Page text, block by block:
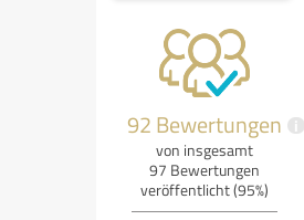
92 Bewertungen i
von insgesamt
97 Bewertungen
veröffentlicht (95%)